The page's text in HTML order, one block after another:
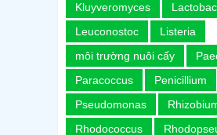
Kluyveromyces
Leuconostoc
Listeria
môi trường nuôi cấy
Paracoccus
Penicillium
Pseudomonas
Rhodococcus